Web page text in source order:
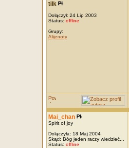
tilk
Dołączył: 24 Lip 2003
Status: offline
Grupy:
Alijenoty
Mai_chan
Spirit of joy
Dołączyła: 18 Maj 2004
Skąd: Bóg jeden raczy wiedzieć...
Status: offline